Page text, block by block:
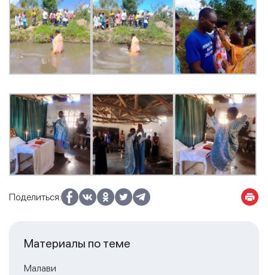
Поделиться:
Материалы по теме
Малави